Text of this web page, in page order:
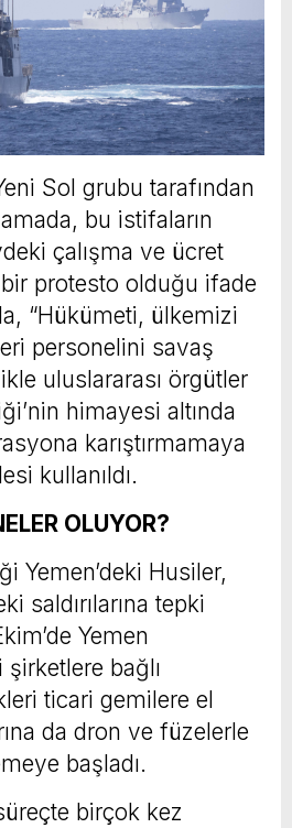
Sol grubu tarafından
bu istifaların
çalışma ve ücret
bir protesto olduğu ifade
“Hükümeti, ülkemizi
personelini savaş
uluslararası örgütler
himayesi altında
karıştırmamaya
kullanıldı.
OLUYOR?
Yemen’deki Husiler,
saldırılarına tepki
Yemen
şirketlere bağlı
ticari gemilere el
da dron ve füzelerle
başladı.
birçok kez